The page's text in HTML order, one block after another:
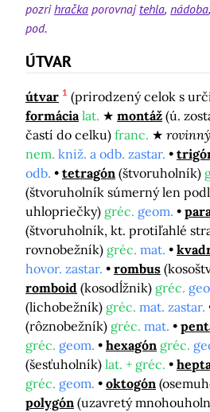
pozrihračka porovnaj tehla nádoba
pod.
ÚTVAR
útvar 1 (prirodzený celok s
formácia lat. montáž (ú.
častí do celku) franc.
nem. kniž. a odb. zastar.
odb.
tetragón (štvoruholník)
(štvoruholník súmerný len
uhlopriečky) gréc. geom.
(štvoruholník, kt. protiľahlé
rovnobežník) gréc. mat.
hovor. zastar.
rombus
romboid (kosodĺžnik) gréc.
(lichobežník) gréc. mat. zastar.
(rôznobežník) gréc. mat.
gréc. geom. hexagón gréc.
(šesťuholník) lat. + gréc.
gréc. geom. oktogón
polygón (uzavretý